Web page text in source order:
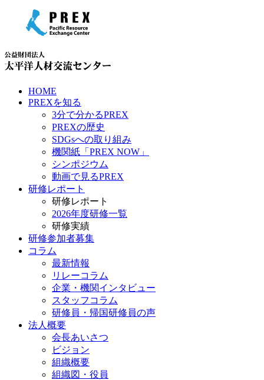
HOME
PREXを知る
3分で分かるPREX
PREXの歴史
SDGsへの取り組み
機関紙「PREX NOW」
シンポジウム
動画で見るPREX
研修レポート
研修レポート
2026年度研修一覧
研修実績
研修参加者募集
コラム
最新情報
リレーコラム
企業・機関インタビュー
スタッフコラム
研修員・帰国研修員の声
法人概要
会長あいさつ
ビジョン
組織概要
組織図・役員